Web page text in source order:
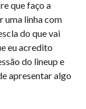
que faço a
uma linha com
do que vai
eu acredito
do lineup e
apresentar algo